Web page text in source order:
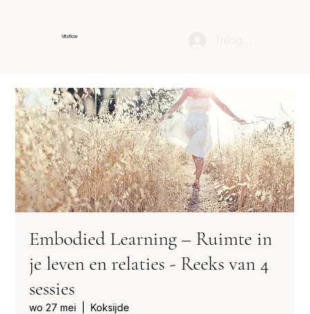
Vitaflow
Embodied Learning – Ruimte in
je leven en relaties - Reeks van 4
sessies
wo 27 mei
  |
Koksijde